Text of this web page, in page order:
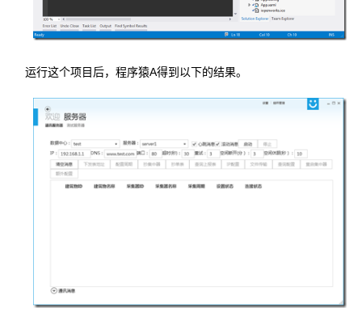
运行这个项目后，程序猿A得到以下的结果。